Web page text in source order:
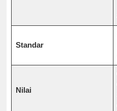
Standar
Nilai